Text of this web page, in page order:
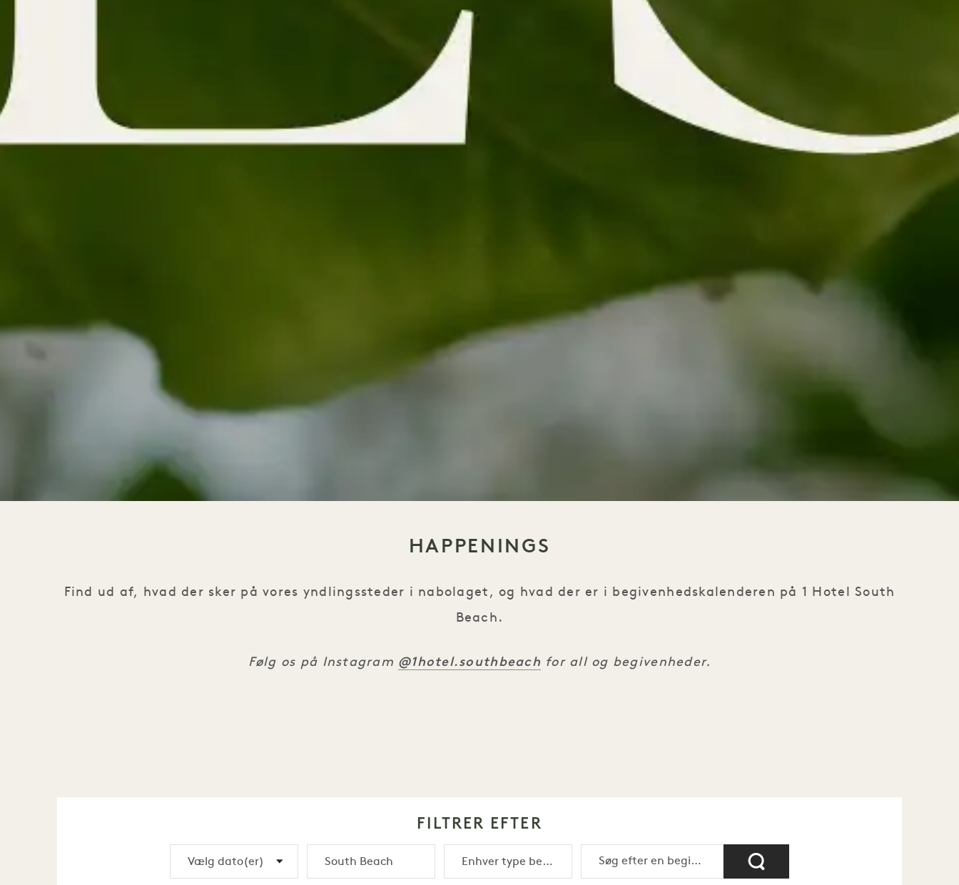
HAPPENINGS
Find ud af, hvad der sker på vores yndlingssteder i nabolaget, og hvad der er i begivenhedskalenderen på 1 Hotel South
Beach.
Følg os på Instagram @1hotel.southbeach for all og begivenheder.
FILTRER EFTER